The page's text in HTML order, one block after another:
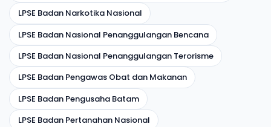
LPSE Badan Narkotika Nasional
LPSE Badan Nasional Penanggulangan Bencana
LPSE Badan Nasional Penanggulangan Terorisme
LPSE Badan Pengawas Obat dan Makanan
LPSE Badan Pengusaha Batam
LPSE Badan Pertanahan Nasional